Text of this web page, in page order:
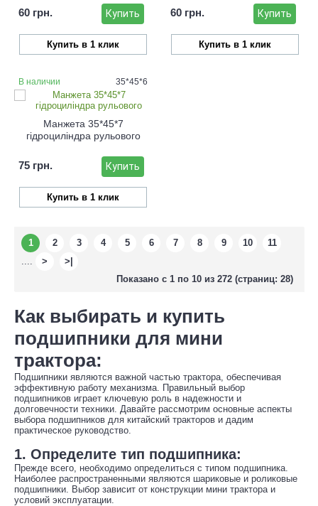
60 грн. Купить
Купить в 1 клик
60 грн. Купить
Купить в 1 клик
В наличии 35*45*6
Манжета 35*45*7
гідроциліндра рульового
75 грн. Купить
Купить в 1 клик
1 2 3 4 5 6 7 8 9 10
11
....
>
>|
Показано с 1 по 10 из 272 (страниц: 28)
Как выбирать и купить
подшипники для мини
трактора:
Подшипники являются важной частью трактора, обеспечивая
эффективную работу механизма. Правильный выбор
подшипников играет ключевую роль в надежности и
долговечности техники. Давайте рассмотрим основные аспекты
выбора подшипников для китайский тракторов и дадим
практическое руководство.
1. Определите тип подшипника:
Прежде всего, необходимо определиться с типом подшипника.
Наиболее распространенными являются шариковые и роликовые
подшипники. Выбор зависит от конструкции мини трактора и
условий эксплуатации.